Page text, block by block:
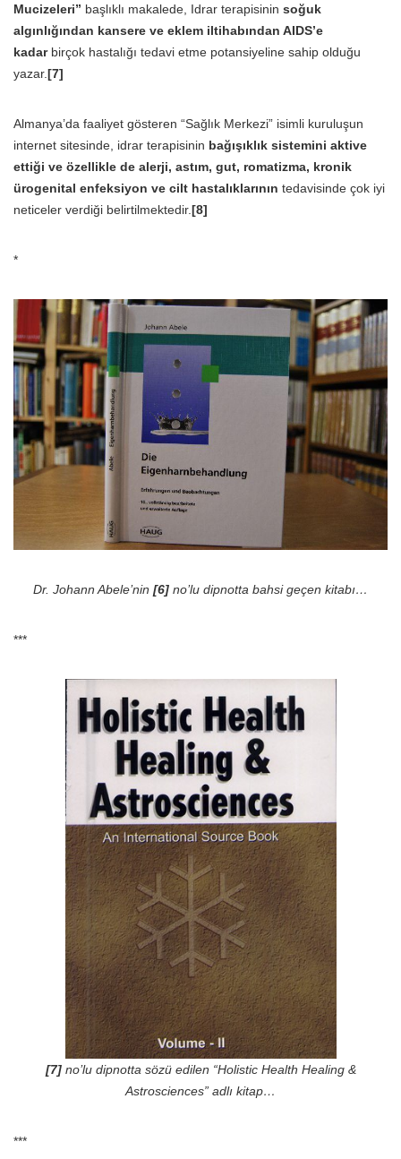
Mucizeleri” başlıklı makalede, Idrar terapisinin soğuk
algınlığından kansere ve eklem iltihabından AIDS’e
kadarbirçok hastalığı tedavi etme potansiyeline sahip olduğu
yazar.[7]
Almanya’da faaliyet gösteren “Sağlık Merkezi” isimli kuruluşun
internet sitesinde, idrar terapisinin bağışıklık sistemini aktive
ettiği ve özellikle de alerji, astım, gut, romatizma, kronik
ürogenital enfeksiyon ve cilt hastalıklarının tedavisinde çok iyi
neticeler verdiği belirtilmektedir.[8]
*
Dr. Johann Abele’nin [6] no’lu dipnotta bahsi geçen kitabı…
***
[7]no’lu dipnotta sözü edilen “Holistic Health Healing &
Astrosciences” adlı kitap…
***